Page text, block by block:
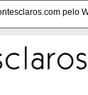
pelo